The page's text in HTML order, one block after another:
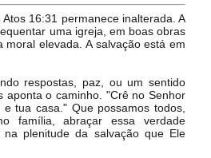
16:31 permanece inalterada. A
uma igreja, em boas obras
moral elevada. A salvação está em
respostas, paz, ou um sentido
aponta o caminho. "Crê no Senhor
tua casa." Que possamos todos,
família, abraçar essa verdade
plenitude da salvação que Ele